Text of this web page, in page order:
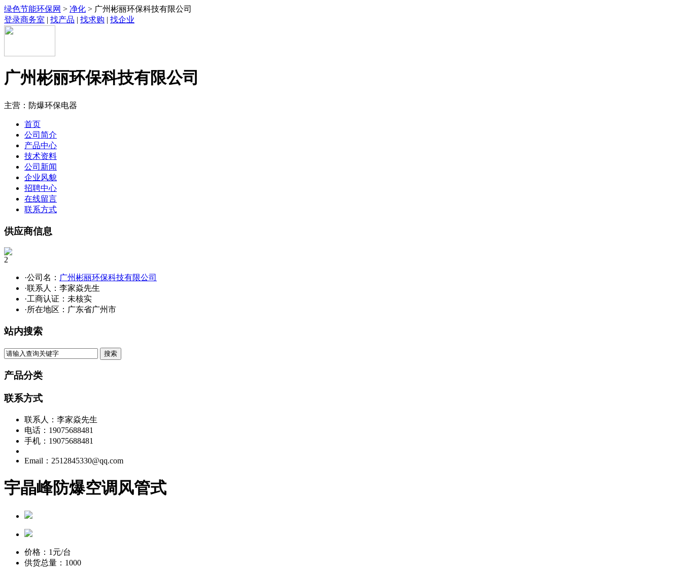
绿色节能环保网 > 净化 > 广州彬丽环保科技有限公司
登录商务室 | 找产品 | 找求购 | 找企业
广州彬丽环保科技有限公司
主营：防爆环保电器
首页
公司简介
产品中心
技术资料
公司新闻
企业风貌
招聘中心
在线留言
联系方式
供应商信息
2
·公司名： 广州彬丽环保科技有限公司
·联系人：李家焱先生
·工商认证： 未核实
·所在地区：广东省广州市
站内搜索
产品分类
联系方式
联系人：李家焱先生
电话：19075688481
手机：19075688481
Email：2512845330@qq.com
宇晶峰防爆空调风管式
价格： 1 元/台
供货总量：1000